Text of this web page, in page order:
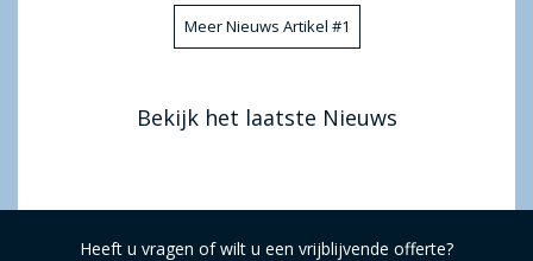
Meer Nieuws Artikel #1
Bekijk het laatste Nieuws
Heeft u vragen of wilt u een vrijblijvende offerte?